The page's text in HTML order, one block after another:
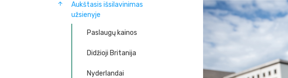
Aukštasis išsilavinimas
užsienyje
Paslaugų kainos
Didžioji Britanija
Nyderlandai